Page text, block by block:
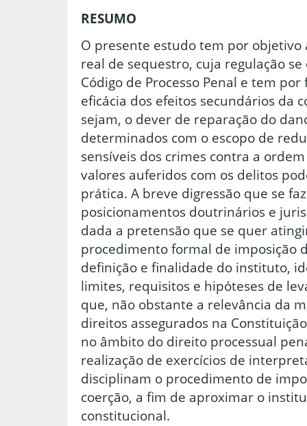
RESUMO
O presente estudo tem por
real de sequestro, cuja regulação
Código de Processo Penal e tem
eficácia dos efeitos secundários da
sejam, o dever de reparação do
determinados com o escopo de
sensíveis dos crimes contra a
valores auferidos com os delitos
prática. A breve digressão que se
posicionamentos doutrinários e
dada a pretensão que se quer
procedimento formal de imposição
definição e finalidade do instituto,
limites, requisitos e hipóteses de
que, não obstante a relevância da
direitos assegurados na
no âmbito do direito processual
realização de exercícios de
disciplinam o procedimento de
coerção, a fim de aproximar o
constitucional.